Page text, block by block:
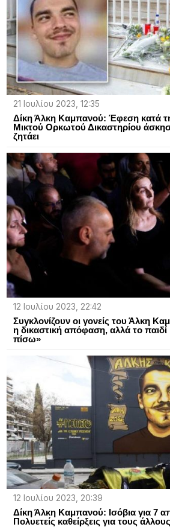
21 Ιουλίου 2023, 12:35
Δίκη Άλκη Καμπανού: Έφεση κατά
Μικτού Ορκωτού Δικαστηρίου
ζητάει
12 Ιουλίου 2023, 22:42
Συγκλονίζουν οι γονείς του Άλκη
η δικαστική απόφαση, αλλά το παιδί
πίσω»
12 Ιουλίου 2023, 20:39
Δίκη Άλκη Καμπανού: Ισόβια για 7
Πολυετείς καθείρξεις για τους